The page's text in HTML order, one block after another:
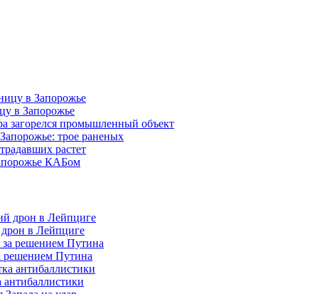
в Запорожье
загорелся промышленный объект
трое раненых
растет
КАБом
в Лейпциге
решением Путина